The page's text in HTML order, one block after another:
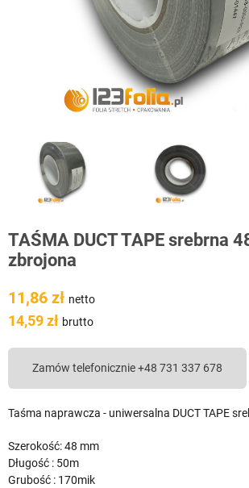
TAŚMA DUCT TAPE srebrna
zbrojona
11,86 zł netto
14,59 zł brutto
Zamów telefonicznie +48 731 337 678
Taśma naprawcza - uniwersalna DUCT TAPE
Szerokość: 48 mm
Długość : 50m
Grubość : 170mik